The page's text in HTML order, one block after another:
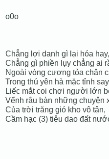
o0o
Chẳng lợi danh gì lại hóa hay,
Chẳng gì phiền lụy chẳng ai
Ngoài vòng cương tỏa chân
Trong thú yên hà mặc tỉnh
Liếc mắt coi chơi người lớn
Vểnh râu bàn những chuyện
Của trời trăng gió kho vô tận,
Cầm hạc (3) tiêu dao đất